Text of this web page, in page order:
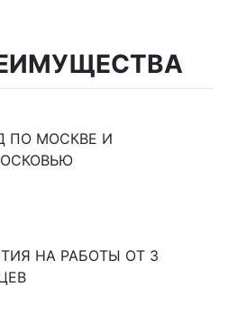
ПО МОСКВЕ И
НА РАБОТЫ ОТ 3